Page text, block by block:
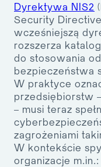
Dyrektywa NIS2
Security
wcześniejszą
rozszerza
do stosowania
bezpieczeństwa
W praktyce
przedsiębiorstw
– musi teraz
zagrożeniami
W kontekście
organizacje m.in.: